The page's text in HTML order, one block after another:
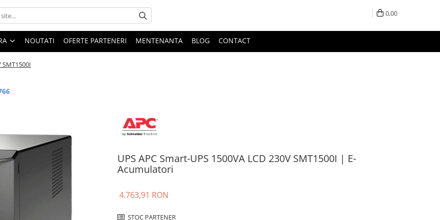
0,00
NOUTATI OFERTE PARTENERI MENTENANTA BLOG CONTACT
SMT1500I
UPS APC Smart-UPS 1500VA LCD 230V SMT1500I | E-
Acumulatori
4.763,91 RON
STOC PARTENER